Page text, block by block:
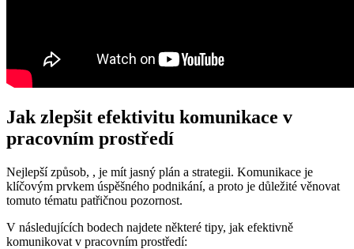
Jak zlepšit efektivitu komunikace v
pracovním prostředí
Nejlepší způsob, , je mít jasný plán a strategii. Komunikace je
klíčovým prvkem úspěšného podnikání, a proto je důležité věnovat
tomuto tématu patřičnou pozornost.
V následujících bodech najdete některé tipy, jak efektivně
komunikovat v pracovním prostředí: